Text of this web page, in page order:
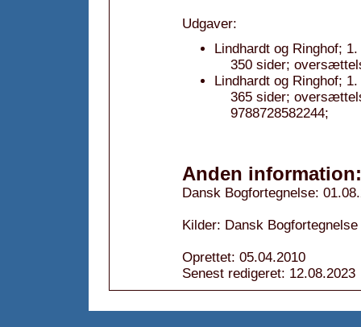
Udgaver:
Lindhardt og Ringhof;
350 sider;
Lindhardt og Ringhof;
365 sider;
9788728582244;
Anden information:
Dansk Bogfortegnelse:
Kilder: Dansk Bogfortegnelse
Oprettet: 05.04.2010
Senest redigeret: 12.08.2023